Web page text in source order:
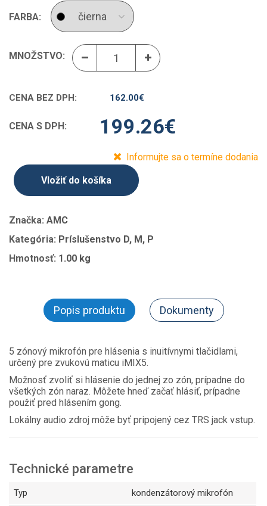
FARBA:
MNOŽSTVO:
CENA BEZ DPH: 162.00€
CENA S DPH: 199.26€
Informujte sa o termíne dodania
Vložiť do košíka
Značka: AMC
Kategória: Príslušenstvo D, M, P
Hmotnosť: 1.00 kg
Popis produktu Dokumenty
5 zónový mikrofón pre hlásenia s inuitívnymi tlačidlami,
určený pre zvukovú maticu iMIX5.
Možnosť zvoliť si hlásenie do jednej zo zón, prípadne do
všetkých zón naraz. Môžete hneď začať hlásiť, prípadne
použiť pred hlásením gong.
Lokálny audio zdroj môže byť pripojený cez TRS jack vstup.
Technické parametre
Typ kondenzátorový mikrofón